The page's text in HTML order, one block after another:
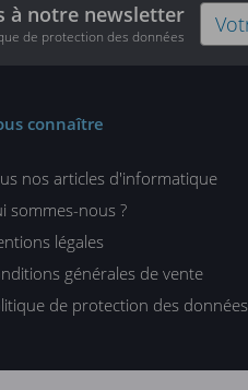
à notre newsletter
de protection des données
connaître
nos articles d'informatique
sommes-nous ?
légales
générales de vente
de protection des données